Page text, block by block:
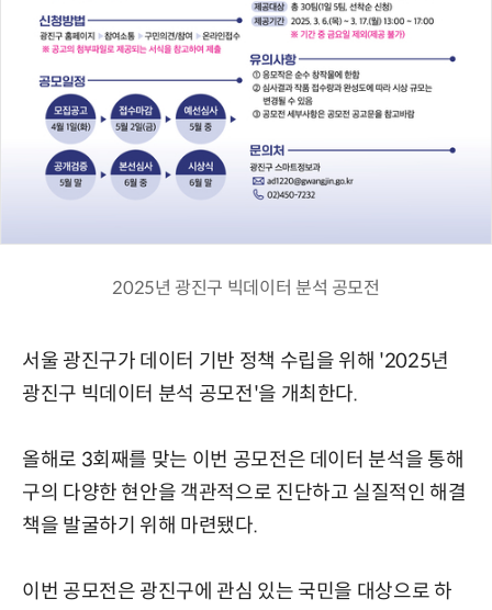
2025년 광진구 빅데이터 분석 공모전
서울 광진구가 데이터 기반 정책 수립을 위해 '2025년
광진구 빅데이터 분석 공모전'을 개최한다.
올해로 3회째를 맞는 이번 공모전은 데이터 분석을 통해
구의 다양한 현안을 객관적으로 진단하고 실질적인 해결
책을 발굴하기 위해 마련됐다.
이번 공모전은 광진구에 관심 있는 국민을 대상으로 하